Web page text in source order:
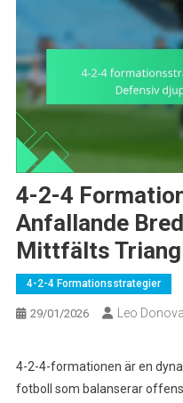
4-2-4
Anfallande
Mittfälts
4-2-4 Formationsstrategier
29/01/2026 Leo
4-2-4-formationen är en
fotboll som balanserar